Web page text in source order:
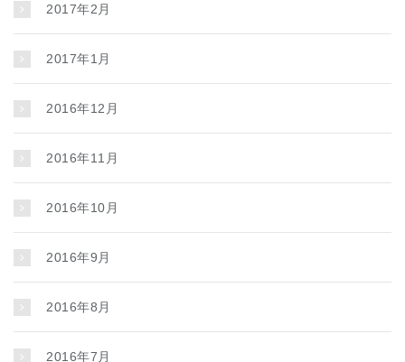
2017年2月
2017年1月
2016年12月
2016年11月
2016年10月
2016年9月
2016年8月
2016年7月